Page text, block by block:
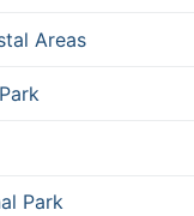
Areas
Park